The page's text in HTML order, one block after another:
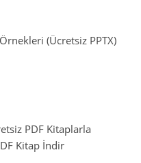
(Ücretsiz PPTX)
PDF Kitaplarla
Kitap İndir